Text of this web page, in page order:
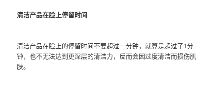
清洁产品在脸上停留时间
清洁产品在脸上的停留时间不要超过一分钟，就算是超过了1分
钟，也不无法达到更深层的清洁力，反而会因过度清洁而损伤肌
肤。